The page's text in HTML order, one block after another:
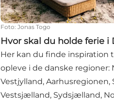
Foto: Jonas Togo
Hvor skal du holde ferie i
Her kan du finde inspiration
opleve i de danske regioner:
Vestjylland, Aarhusregionen,
Vestsjælland, Sydsjælland,